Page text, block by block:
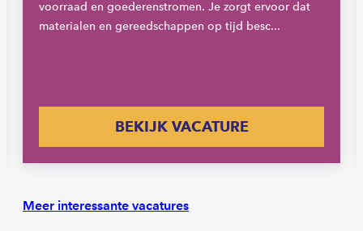
voorraad en goederenstromen. Je zorgt ervoor dat
materialen en gereedschappen op tijd besc...
BEKIJK VACATURE
Meer interessante vacatures